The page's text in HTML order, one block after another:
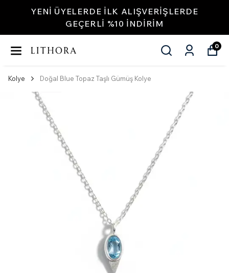
YENI ÜYELERDE İLK ALIŞVERIŞLERDE
GEÇERLI %10 INDIRIM
0
Kolye Doğal Blue Topaz Taşlı Gümüş Kolye